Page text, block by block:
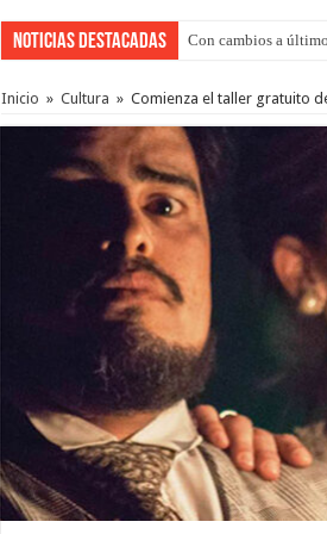
Noticias Destacadas Con cambios a
Adopción en Entre
Inicio » Cultura » Comienza el taller gratuito